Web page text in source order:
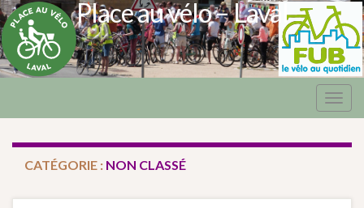
Place au vélo – Laval
CATÉGORIE : NON CLASSÉ